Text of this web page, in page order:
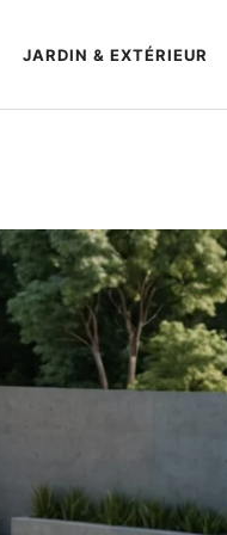
JARDIN & EXTÉRIEUR